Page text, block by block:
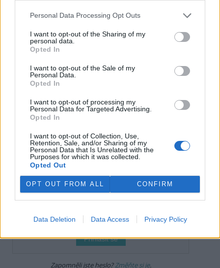
Personal Data Processing Opt Outs
I want to opt-out of the Sharing of my
personal data.
Opted In
I want to opt-out of the Sale of my
Personal Data.
Opted In
I want to opt-out of processing my
Personal Data for Targeted Advertising.
Opted In
I want to opt-out of Collection, Use,
Retention, Sale, and/or Sharing of my
Personal Data that Is Unrelated with the
Purposes for which it was collected.
Opted Out
OPT OUT FROM ALL CONFIRM
Data Deletion Data Access Privacy Policy
Online diskuse
Redakce Ekolistu vítá čtenářské názory, komentáře a postřehy. Tím,
že zde publikujete svůj příspěvek, se ale zároveň zavazujete
dodržovatpravidla diskuse . V případě porušení si redakce
vyhrazuje právo smazat diskusní příspěvěk
DO DISKUZE SE MŮŽETE ZAPOJIT PO PŘIHLÁŠENÍ
Uživatelský e-mail
Zapomněli jste heslo?Změňte si je.